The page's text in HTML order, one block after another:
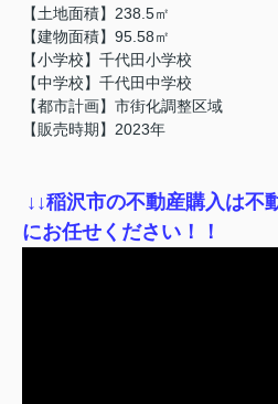
【土地面積】238.5㎡
【建物面積】95.58㎡
【小学校】千代田小学校
【中学校】千代田中学校
【都市計画】市街化調整区域
【販売時期】2023年
↓ ↓稲沢市の不動産購入は不
にお任せください！！